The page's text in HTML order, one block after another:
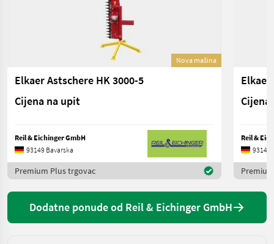
Nova mašina
Elkaer Astschere HK 3000-5
Cijena na upit
Reil & Eichinger GmbH
93149 Bavarska
Premium Plus trgovac
Elkaer
Reil &
93149
Dodatne ponude od Reil & Eichinger GmbH